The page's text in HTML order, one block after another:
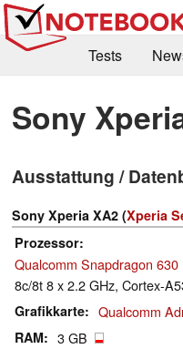
Tests
Kaufberatung
Deals
Forum
Sony
Ausstattung /
Sony Xperia XA2 (Xperia
Prozessor
Qualcomm Snapdragon 630
8c/8t 8 x 2.2 GHz, Cortex-
Grafikkarte Qualcomm
RAM 3 GB